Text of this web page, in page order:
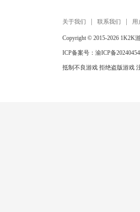
关于我们 联系我们 用
Copyright © 2015-2026 1K2K
ICP备案号： 渝ICP备
抵制不良游戏 拒绝盗版游戏